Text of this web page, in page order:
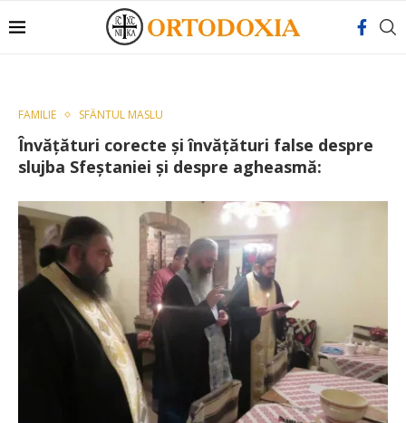
FAMILIE SFÂNTUL MASLU
Învățături corecte și învățături false despre
slujba Sfeștaniei și despre agheasmă: